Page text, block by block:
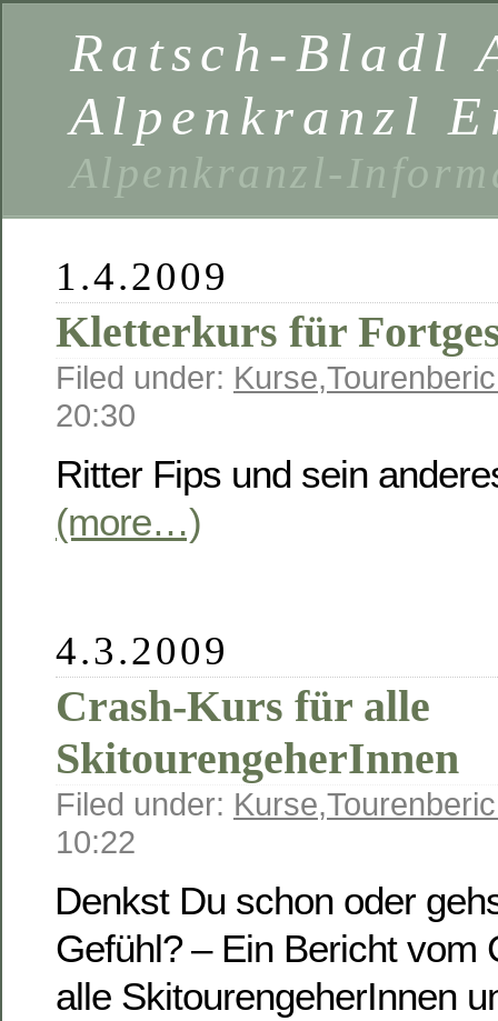
Ratsch-Bladl
Alpenkranzl
Alpenkranzl-
1.4.2009
Kletterkurs für
Filed under: Kurse,
20:30
Ritter Fips und sein
(more…)
4.3.2009
Crash-Kurs für alle
SkitourengeherInnen
Filed under: Kurse,
10:22
Denkst Du schon oder
Gefühl? – Ein Bericht
alle SkitourengeherInnen